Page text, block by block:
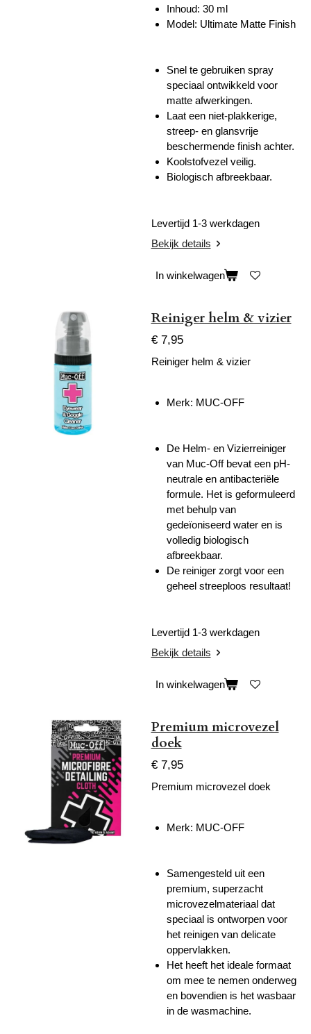
Inhoud: 30 ml
Model: Ultimate Matte Finish
Snel te gebruiken spray
speciaal ontwikkeld voor
matte afwerkingen.
Laat een niet-plakkerige,
streep- en glansvrije
beschermende finish achter.
Koolstofvezel veilig.
Biologisch afbreekbaar.
Levertijd 1-3 werkdagen
Bekijk details
In winkelwagen
Reiniger helm & vizier
€ 7,95
Reiniger helm & vizier
Merk: MUC-OFF
De Helm- en Vizierreiniger
van Muc-Off bevat een pH-
neutrale en antibacteriële
formule. Het is geformuleerd
met behulp van
gedeïoniseerd water en is
volledig biologisch
afbreekbaar.
De reiniger zorgt voor een
geheel streeploos resultaat!
Levertijd 1-3 werkdagen
Bekijk details
In winkelwagen
Premium microvezel
doek
€ 7,95
Premium microvezel doek
Merk: MUC-OFF
Samengesteld uit een
premium, superzacht
microvezelmateriaal dat
speciaal is ontworpen voor
het reinigen van delicate
oppervlakken.
Het heeft het ideale formaat
om mee te nemen onderweg
en bovendien is het wasbaar
in de wasmachine.